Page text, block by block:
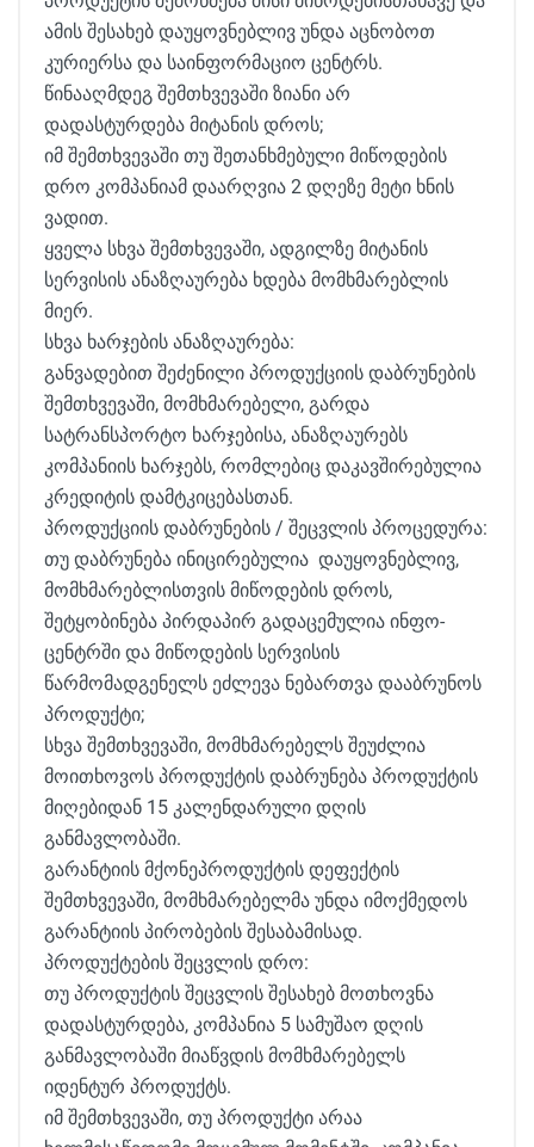
ამის შესახებ დაუყოვნებლივ უნდა აცნობოთ
კურიერსა და საინფორმაციო ცენტრს.
წინააღმდეგ შემთხვევაში ზიანი არ
დადასტურდება მიტანის დროს;
იმ შემთხვევაში თუ შეთანხმებული მიწოდების
დრო კომპანიამ დაარღვია 2 დღეზე მეტი ხნის
ვადით.
ყველა სხვა შემთხვევაში, ადგილზე მიტანის
სერვისის ანაზღაურება ხდება მომხმარებლის
მიერ.
სხვა ხარჯების ანაზღაურება:
განვადებით შეძენილი პროდუქციის დაბრუნების
შემთხვევაში, მომხმარებელი, გარდა
სატრანსპორტო ხარჯებისა, ანაზღაურებს
კომპანიის ხარჯებს, რომლებიც დაკავშირებულია
კრედიტის დამტკიცებასთან.
პროდუქციის დაბრუნების / შეცვლის პროცედურა:
თუ დაბრუნება ინიცირებულია დაუყოვნებლივ,
მომხმარებლისთვის მიწოდების დროს,
შეტყობინება პირდაპირ გადაცემულია ინფო-
ცენტრში და მიწოდების სერვისის
წარმომადგენელს ეძლევა ნებართვა დააბრუნოს
პროდუქტი;
სხვა შემთხვევაში, მომხმარებელს შეუძლია
მოითხოვოს პროდუქტის დაბრუნება პროდუქტის
მიღებიდან 15 კალენდარული დღის
განმავლობაში.
გარანტიის მქონეპროდუქტის დეფექტის
შემთხვევაში, მომხმარებელმა უნდა იმოქმედოს
გარანტიის პირობების შესაბამისად.
პროდუქტების შეცვლის დრო:
თუ პროდუქტის შეცვლის შესახებ მოთხოვნა
დადასტურდება, კომპანია 5 სამუშაო დღის
განმავლობაში მიაწვდის მომხმარებელს
იდენტურ პროდუქტს.
იმ შემთხვევაში, თუ პროდუქტი არაა